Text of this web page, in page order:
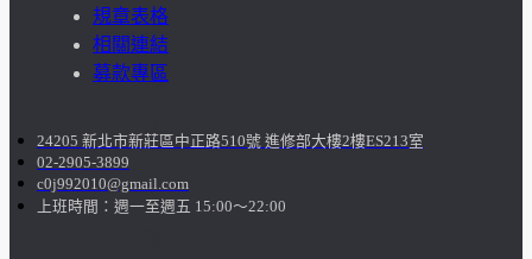
生
課
外
活
規章表格
相關連結
募款專區
24205 新北市新莊區中正路510號 進修部大樓2樓ES213室
02-2905-3899
c0j992010@gmail.com
上班時間：週一至週五 15:00～22:00